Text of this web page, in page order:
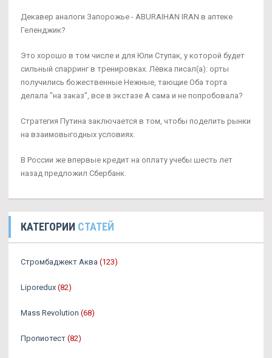
Декавер аналоги Запорожье - ABURAIHAN IRAN в аптеке
Геленджик?
Это хорошо в том числе и для Юли Ступак, у которой будет
сильный спарринг в тренировках. Лёвка писал(а): орты
получились божественные Нежные, тающие Оба торта
делала "на заказ", все в экстазе А сама и не попробовала?
Стратегия Путина заключается в том, чтобы поделить рынки
на взаимовыгодных условиях.
В России же впервые кредит на оплату учебы шесть лет
назад предложил Сбербанк.
КАТЕГОРИИ СТАТЕЙ
Стромбаджект Аква (123)
Liporedux (82)
Mass Revolution (68)
Пропиотест (82)